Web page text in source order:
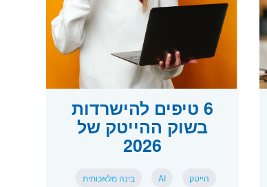
6 טיפים להישרדות
בשוק ההייטק של
2026
הייטק AI בינה מלאכותית